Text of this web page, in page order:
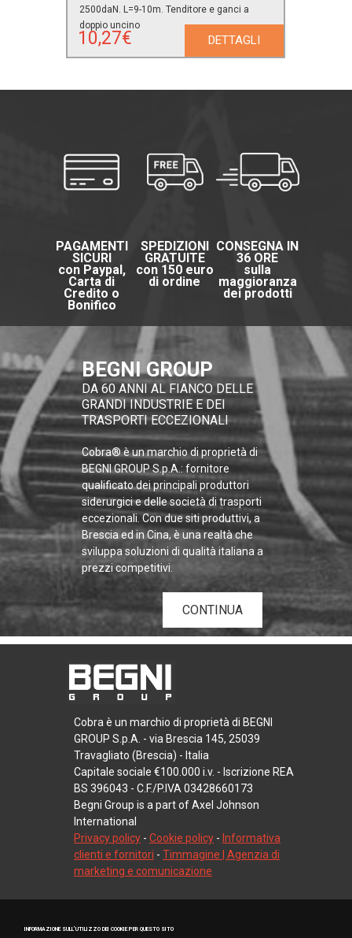
INFORMAZIONE SULL’UTILIZZO DEI COOKIE PER QUESTO SITO
2500daN. L=9-10m. Tenditore e ganci a
doppio uncino
10,27€ DETTAGLI
PAGAMENTI
SICURI
con Paypal,
Carta di
Credito o
Bonifico
SPEDIZIONI
GRATUITE
con 150 euro
di ordine
CONSEGNA IN
36 ORE
sulla
maggioranza
dei prodotti
BEGNI GROUP
DA 60 ANNI AL FIANCO DELLE
GRANDI INDUSTRIE E DEI
TRASPORTI ECCEZIONALI
Cobra® è un marchio di proprietà di
BEGNI GROUP S.p.A.: fornitore
qualificato dei principali produttori
siderurgici e delle società di trasporti
eccezionali. Con due siti produttivi, a
Brescia ed in Cina, è una realtà che
sviluppa soluzioni di qualità italiana a
prezzi competitivi.
CONTINUA
Cobra è un marchio di proprietà di BEGNI
GROUP S.p.A. - via Brescia 145, 25039
Travagliato (Brescia) - Italia
Capitale sociale €100.000 i.v. - Iscrizione REA
BS 396043 - C.F./P.IVA 03428660173
Begni Group is a part of Axel Johnson
International
Privacy policy - Cookie policy - Informativa
clienti e fornitori - Timmagine | Agenzia di
marketing e comunicazione